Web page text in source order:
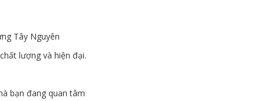
Tây Nguyên
lượng và hiện đại.
bạn đang quan tâm